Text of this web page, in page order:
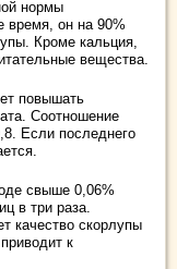
нормы
время, он на 90%
Кроме кальция,
вещества.
повышать
Соотношение
Если последнего
свыше 0,06%
в три раза.
качество скорлупы
к